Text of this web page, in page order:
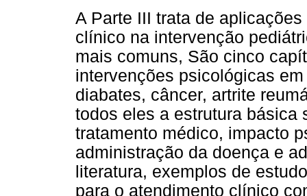
A Parte III trata de
clínico na intervenção
mais comuns, São cinco
intervenções psicológicas
diabates, câncer, artrite
todos eles a estrutura básica
tratamento médico, impacto
administração da doença e
literatura, exemplos de
para o atendimento clínico